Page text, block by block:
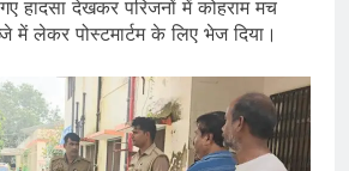
हादसा देखकर परिजनों में कोहराम मच
लेकर पोस्टमार्टम के लिए भेज दिया।